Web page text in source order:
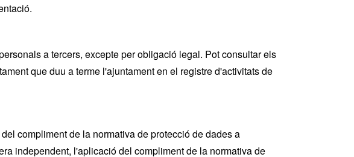
a tercers, excepte per obligació legal. Pot consultar els
que duu a terme l'ajuntament en el registre d'activitats de
compliment de la normativa de protecció de dades a
independent, l'aplicació del compliment de la normativa de